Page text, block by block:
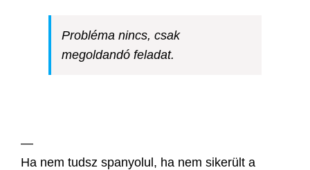
Probléma nincs, csak
megoldandó feladat.
—
Ha nem tudsz spanyolul, ha nem sikerült a